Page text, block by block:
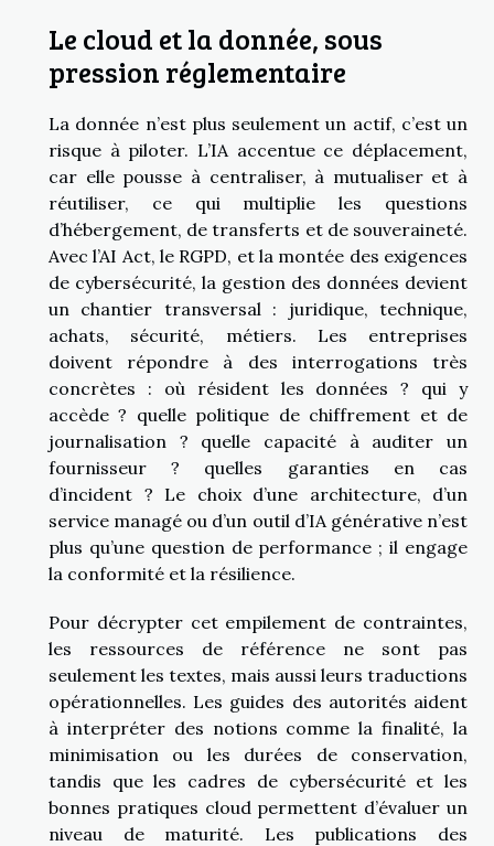
Le cloud et la donnée, sous
pression réglementaire
La donnée n’est plus seulement un actif, c’est un
risque à piloter. L’IA accentue ce déplacement,
car elle pousse à centraliser, à mutualiser et à
réutiliser, ce qui multiplie les questions
d’hébergement, de transferts et de souveraineté.
Avec l’AI Act, le RGPD, et la montée des exigences
de cybersécurité, la gestion des données devient
un chantier transversal : juridique, technique,
achats, sécurité, métiers. Les entreprises
doivent répondre à des interrogations très
concrètes : où résident les données ? qui y
accède ? quelle politique de chiffrement et de
journalisation ? quelle capacité à auditer un
fournisseur ? quelles garanties en cas
d’incident ? Le choix d’une architecture, d’un
service managé ou d’un outil d’IA générative n’est
plus qu’une question de performance ; il engage
la conformité et la résilience.
Pour décrypter cet empilement de contraintes,
les ressources de référence ne sont pas
seulement les textes, mais aussi leurs traductions
opérationnelles. Les guides des autorités aident
à interpréter des notions comme la finalité, la
minimisation ou les durées de conservation,
tandis que les cadres de cybersécurité et les
bonnes pratiques cloud permettent d’évaluer un
niveau de maturité. Les publications des